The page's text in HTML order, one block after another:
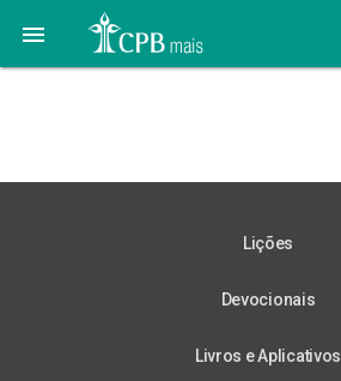

Lições
Devocionais
Livros e Aplicativos